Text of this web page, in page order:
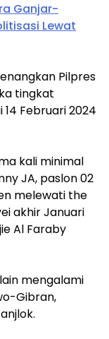
Ganjar-
Lewat
Pilpres
tingkat
Februari 2024
kali minimal
JA, paslon 02
melewati the
akhir Januari
Al Faraby
mengalami
Gibran,